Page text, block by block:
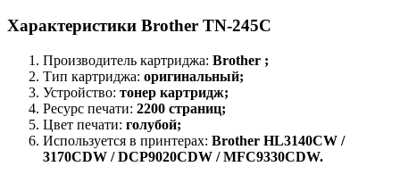
Характеристики Brother TN-245C
Производитель картриджа: Brother ;
Тип картриджа: оригинальный;
Устройство: тонер картридж;
Ресурс печати: 2200 страниц;
Цвет печати: голубой;
Используется в принтерах: Brother HL3140CW /
3170СDW / DCP9020CDW / MFC9330CDW.